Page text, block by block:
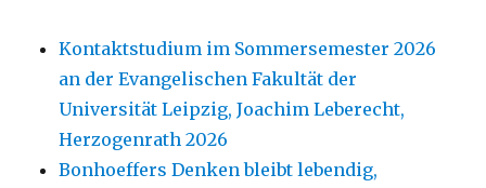
Kontaktstudium im Sommersemester 2026
an der Evangelischen Fakultät der
Universität Leipzig, Joachim Leberecht,
Herzogenrath 2026
Bonhoeffers Denken bleibt lebendig,